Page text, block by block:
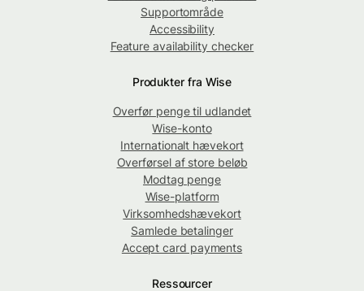
Supportområde
Accessibility
Feature availability checker
Produkter fra Wise
Overfør penge til udlandet
Wise-konto
Internationalt hævekort
Overførsel af store beløb
Modtag penge
Wise-platform
Virksomhedshævekort
Samlede betalinger
Accept card payments
Ressourcer